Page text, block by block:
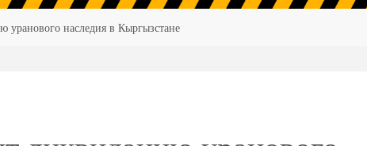
уранового наследия в Кыргызстане